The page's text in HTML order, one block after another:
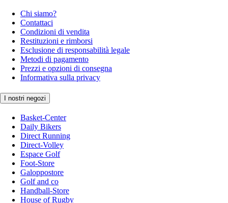
Chi siamo?
Contattaci
Condizioni di vendita
Restituzioni e rimborsi
Esclusione di responsabilità legale
Metodi di pagamento
Prezzi e opzioni di consegna
Informativa sulla privacy
I nostri negozi
Basket-Center
Daily Bikers
Direct Running
Direct-Volley
Espace Golf
Foot-Store
Galoppostore
Golf and co
Handball-Store
House of Rugby